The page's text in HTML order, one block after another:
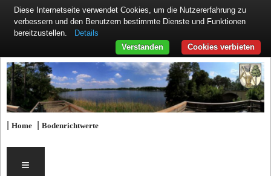
|Home |Bodenrichtwerte
≡
Diese Internetseite verwendet Cookies, um die Nutzererfahrung zu
verbessern und den Benutzern bestimmte Dienste und Funktionen
bereitzustellen.
Details
Cookies verbieten
Verstanden